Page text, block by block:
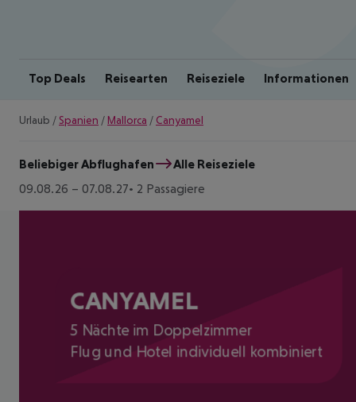
Top Deals Reisearten Reiseziele Informationen
Urlaub / Spanien / Mallorca / Canyamel
Beliebiger Abflughafen
Alle Reiseziele
09.08.26 – 07.08.27 2 Passagiere
CANYAMEL
5 Nächte im Doppelzimmer
Flug und Hotel individuell kombiniert